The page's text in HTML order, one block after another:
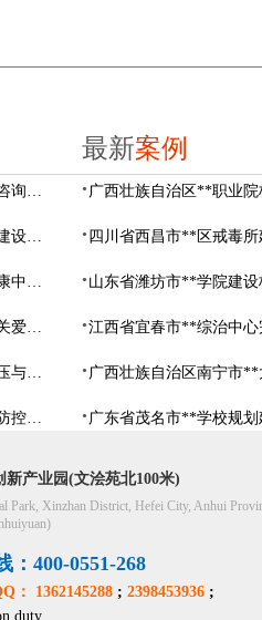
恭贺江西省**中心小学西区心理咨询教室设备采购项目由阳光心健代理商中标
恭贺上海市**社区心理服务中心建设项目由阳光心健代理商中标
恭贺上海市**大学**学院心理健康中心建设项目由阳光心健代理商中标
恭贺江苏省无锡市**福利院心理关爱中心建设项目由阳光心健代理商中标
身心调适运动系统详解，运动减压与心理调适全指南
关于进一步加强大学生心理问题防控，防控大学生心理危机
最新案例
新产业园(文浍苑北100米)
Park, Xinzhan District, Hefei City, Anhui
：400-0551-268
： 1362145288 ; 2398453936 ;
duty